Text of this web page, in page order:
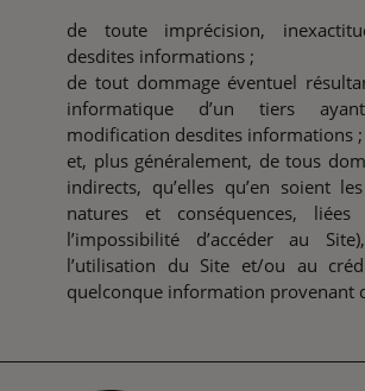
de toute imprécision,
desdites informations ;
de tout dommage éventuel
informatique d’un tiers
modification desdites informations ;
et, plus généralement, de tous
indirects, qu’elles qu’en soient
natures et conséquences,
l’impossibilité d’accéder au
l’utilisation du Site et/ou au
quelconque information provenant